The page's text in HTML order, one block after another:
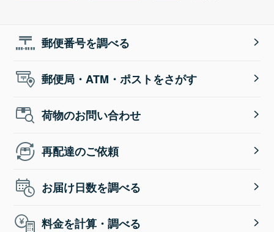
郵便番号を調べる
郵便局・ATM・ポストをさがす
荷物のお問い合わせ
再配達のご依頼
お届け日数を調べる
料金を計算・調べる